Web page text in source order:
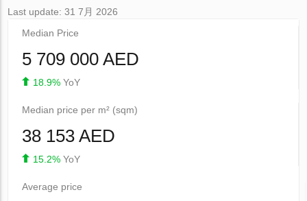
Last update: 31 7月 2026
Median Price
5 709 000 AED
18.9% YoY
Median price per m² (sqm)
38 153 AED
15.2% YoY
Average price